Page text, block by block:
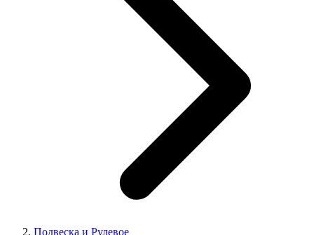
Подвеска и Рулевое